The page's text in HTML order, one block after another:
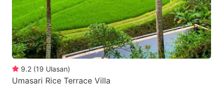
9.2 (19 Ulasan)
Umasari Rice Terrace Villa